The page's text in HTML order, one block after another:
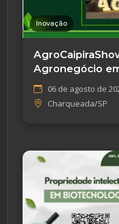
Inovação
Agronegócio
06 de agosto de
Charqueada/SP